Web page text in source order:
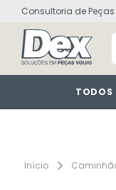
Consultoria de Peças
TODOS